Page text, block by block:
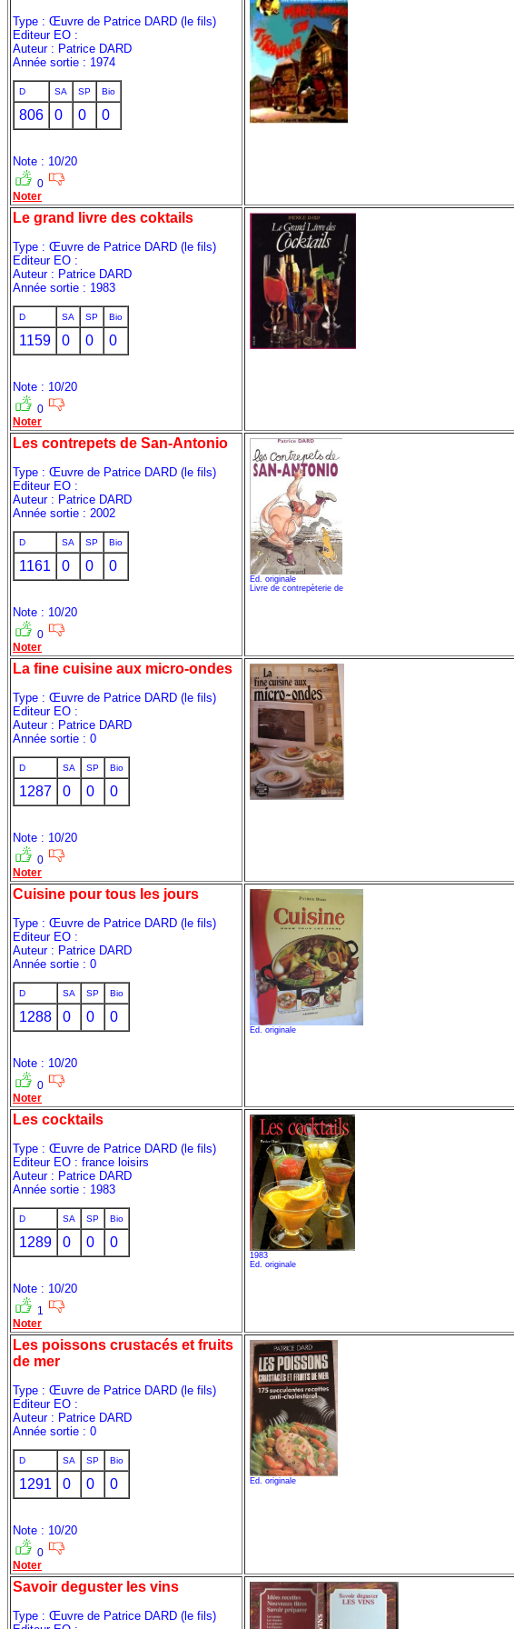
Type : Œuvre de Patrice DARD (le fils)
Editeur EO :
Auteur : Patrice DARD
Année sortie : 1974
D SA SP Bio
806 0 0 0
Note : 10/20
0
Noter
Le grand livre des coktails
Type : Œuvre de Patrice DARD (le fils)
Editeur EO :
Auteur : Patrice DARD
Année sortie : 1983
D SA SP Bio
1159 0 0 0
Note : 10/20
0
Noter
Les contrepets de San-Antonio
Type : Œuvre de Patrice DARD (le fils)
Editeur EO :
Auteur : Patrice DARD
Année sortie : 2002
D SA SP Bio
1161 0 0 0
Note : 10/20
0
Noter
Ed. originale
Livre de contrepèterie de
La fine cuisine aux micro-ondes
Type : Œuvre de Patrice DARD (le fils)
Editeur EO :
Auteur : Patrice DARD
Année sortie : 0
D SA SP Bio
1287 0 0 0
Note : 10/20
0
Noter
Cuisine pour tous les jours
Type : Œuvre de Patrice DARD (le fils)
Editeur EO :
Auteur : Patrice DARD
Année sortie : 0
D SA SP Bio
1288 0 0 0
Note : 10/20
0
Noter
Ed. originale
Les cocktails
Type : Œuvre de Patrice DARD (le fils)
Editeur EO : france loisirs
Auteur : Patrice DARD
Année sortie : 1983
D SA SP Bio
1289 0 0 0
Note : 10/20
1
Noter
1983
Ed. originale
Les poissons crustacés et fruits
de mer
Type : Œuvre de Patrice DARD (le fils)
Editeur EO :
Auteur : Patrice DARD
Année sortie : 0
D SA SP Bio
1291 0 0 0
Note : 10/20
0
Noter
Ed. originale
Savoir deguster les vins
Type : Œuvre de Patrice DARD (le fils)